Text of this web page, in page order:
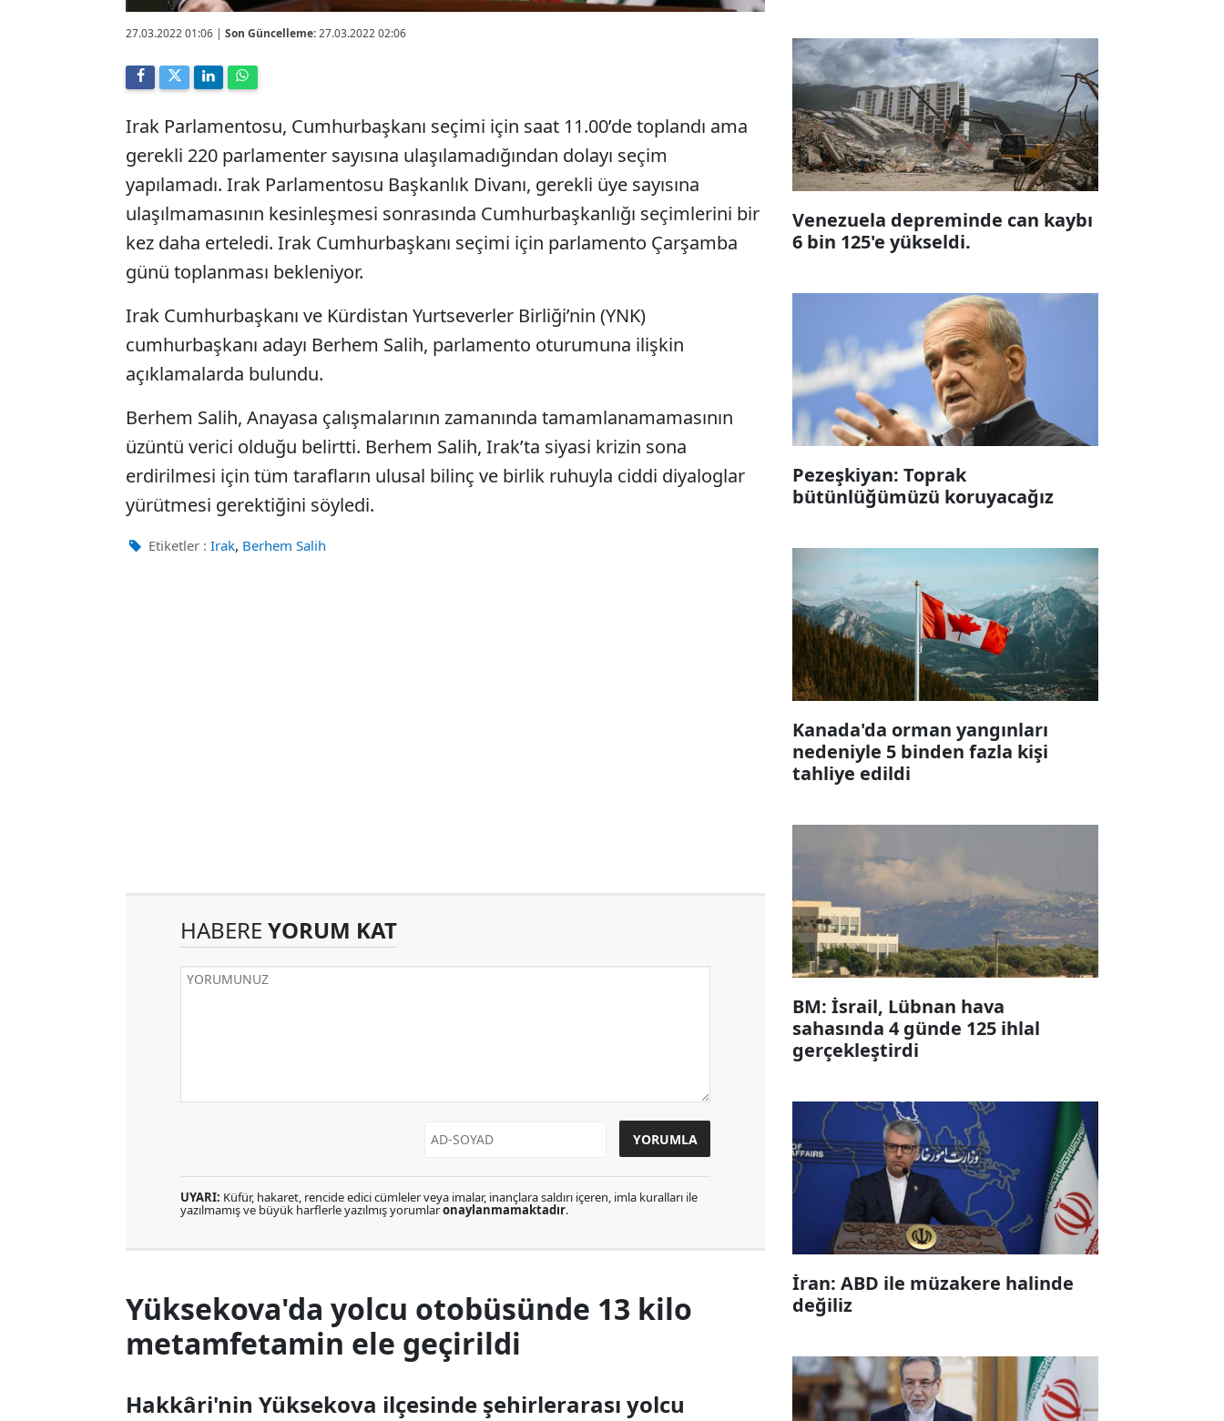
27.03.2022 01:06 | Son Güncelleme:27.03.2022 02:06
Irak Parlamentosu, Cumhurbaşkanı seçimi için saat 11.00’de toplandı ama
gerekli 220 parlamenter sayısına ulaşılamadığından dolayı seçim
yapılamadı. Irak Parlamentosu Başkanlık Divanı, gerekli üye sayısına
ulaşılmamasının kesinleşmesi sonrasında Cumhurbaşkanlığı seçimlerini bir
kez daha erteledi. Irak Cumhurbaşkanı seçimi için parlamento Çarşamba
günü toplanması bekleniyor.
Irak Cumhurbaşkanı ve Kürdistan Yurtseverler Birliği’nin (YNK)
cumhurbaşkanı adayı Berhem Salih, parlamento oturumuna ilişkin
açıklamalarda bulundu.
Berhem Salih, Anayasa çalışmalarının zamanında tamamlanamamasının
üzüntü verici olduğu belirtti. Berhem Salih, Irak’ta siyasi krizin sona
erdirilmesi için tüm tarafların ulusal bilinç ve birlik ruhuyla ciddi diyaloglar
yürütmesi gerektiğini söyledi.
Etiketler : Irak, Berhem Salih
HABERE YORUM KAT
UYARI: Küfür, hakaret, rencide edici cümleler veya imalar, inançlara saldırı içeren, imla kuralları ile
yazılmamış ve büyük harflerle yazılmış yorumlaronaylanmamaktadır.
Yüksekova'da yolcu otobüsünde 13 kilo
metamfetamin ele geçirildi
Hakkâri'nin Yüksekova ilçesinde şehirlerarası yolcu
Venezuela depreminde can kaybı
6 bin 125'e yükseldi.
Pezeşkiyan: Toprak
bütünlüğümüzü koruyacağız
Kanada'da orman yangınları
nedeniyle 5 binden fazla kişi
tahliye edildi
BM: İsrail, Lübnan hava
sahasında 4 günde 125 ihlal
gerçekleştirdi
İran: ABD ile müzakere halinde
değiliz